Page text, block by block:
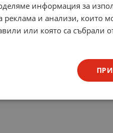
информация за
реклама и анализи, които
или която са събрали